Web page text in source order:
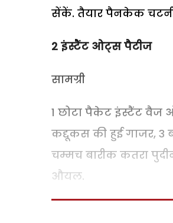
सेंकें. तैयार पैनकेक
2 इंस्टैंट ओट्स पैटीज
सामग्री
1 छोटा पैकेट इंस्टैंट वैज
कद्दूकस की हुई गाजर, 3
चम्मच बारीक कतरा
औयल.